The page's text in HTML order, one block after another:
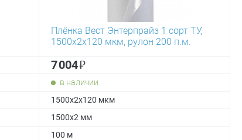
Плёнка Вест Энтерпрайз 1 сорт ТУ,
1500х2х120 мкм, рулон 200 п.м.
7 004₽
в наличии
1500х2х120 мкм
1500x2 мм
100 м